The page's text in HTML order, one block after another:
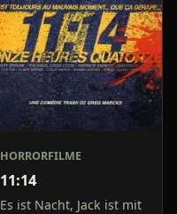
HORRORFILME
11:14
Es ist Nacht, Jack ist mit